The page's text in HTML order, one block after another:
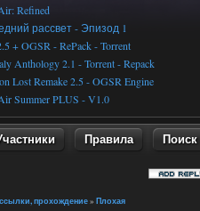
Refined
рассвет - Эпизод 1
+ OGSR - RePack - Torrent
Anthology 2.1 - Torrent - Repack
Lost Remake 2.5 - OGSR Engine
Summer PLUS - V1.0
Правила Поиск
прохождение» Плохая